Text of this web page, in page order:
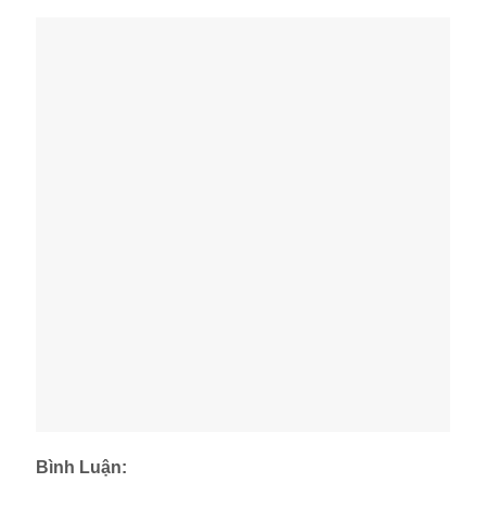
Bình Luận: